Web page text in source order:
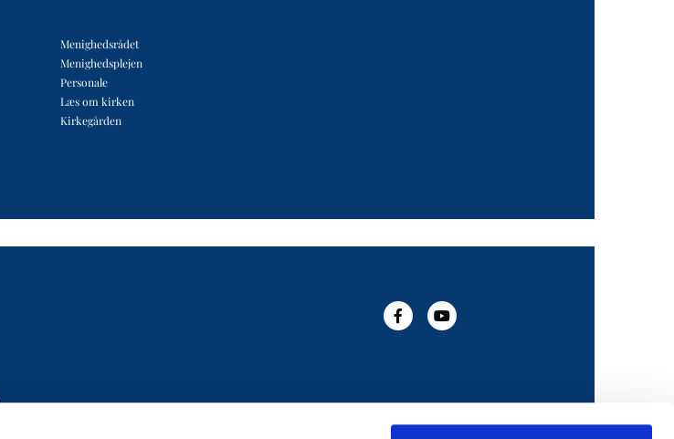
Menighedsrådet
Menighedsplejen
Personale
Læs om kirken
Kirkegården